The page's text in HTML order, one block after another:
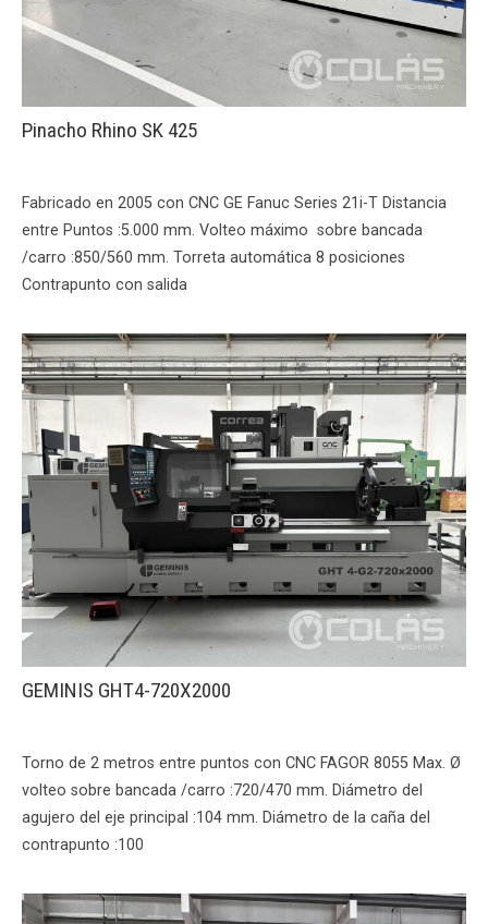
Pinacho Rhino SK 425
Fabricado en 2005 con CNC GE Fanuc Series 21i-T Distancia
entre Puntos :5.000 mm. Volteo máximo sobre bancada
/carro :850/560 mm. Torreta automática 8 posiciones
Contrapunto con salida
GEMINIS GHT4-720X2000
Torno de 2 metros entre puntos con CNC FAGOR 8055 Max. Ø
volteo sobre bancada /carro :720/470 mm. Diámetro del
agujero del eje principal :104 mm. Diámetro de la caña del
contrapunto :100